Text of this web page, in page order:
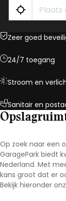
Zeer goed
24/7 toegang
Stroom en
Sanitair en
Op zoek naar een
GaragePark biedt
Nederland. Met
kans groot dat er
Bekijk hieronder